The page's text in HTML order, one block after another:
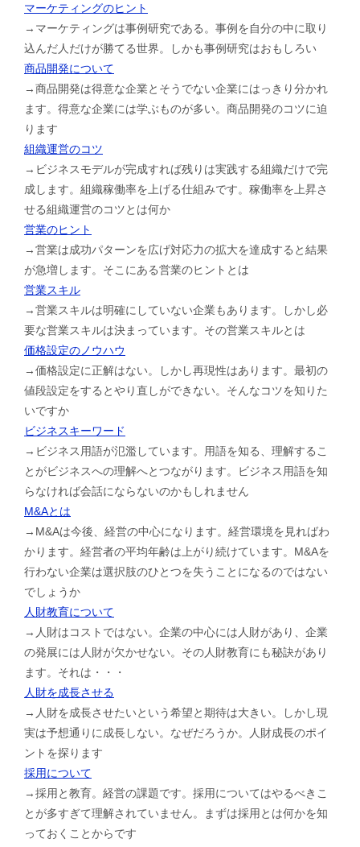
マーケティングのヒント
→マーケティングは事例研究である。事例を自分の中に取り
込んだ人だけが勝てる世界。しかも事例研究はおもしろい
商品開発について
→商品開発は得意な企業とそうでない企業にはっきり分かれ
ます。得意な企業には学ぶものが多い。商品開発のコツに迫
ります
組織運営のコツ
→ビジネスモデルが完成すれば残りは実践する組織だけで完
成します。組織稼働率を上げる仕組みです。稼働率を上昇さ
せる組織運営のコツとは何か
営業のヒント
→営業は成功パターンを広げ対応力の拡大を達成すると結果
が急増します。そこにある営業のヒントとは
営業スキル
→営業スキルは明確にしていない企業もあります。しかし必
要な営業スキルは決まっています。その営業スキルとは
価格設定のノウハウ
→価格設定に正解はない。しかし再現性はあります。最初の
値段設定をするとやり直しができない。そんなコツを知りた
いですか
ビジネスキーワード
→ビジネス用語が氾濫しています。用語を知る、理解するこ
とがビジネスへの理解へとつながります。ビジネス用語を知
らなければ会話にならないのかもしれません
M&Aとは
→M&Aは今後、経営の中心になります。経営環境を見ればわ
かります。経営者の平均年齢は上がり続けています。M&Aを
行わない企業は選択肢のひとつを失うことになるのではない
でしょうか
人財教育について
→人財はコストではない。企業の中心には人財があり、企業
の発展には人財が欠かせない。その人財教育にも秘訣があり
ます。それは・・・
人財を成長させる
→人財を成長させたいという希望と期待は大きい。しかし現
実は予想通りに成長しない。なぜだろうか。人財成長のポイ
ントを探ります
採用について
→採用と教育。経営の課題です。採用についてはやるべきこ
とが多すぎて理解されていません。まずは採用とは何かを知
っておくことからです